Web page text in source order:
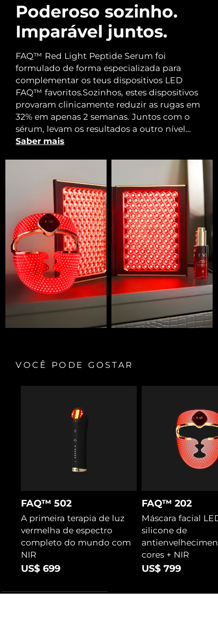
Poderoso sozinho.
Imparável juntos.
FAQ™ Red Light Peptide Serum foi
formulado de forma especializada para
complementar os teus dispositivos LED
FAQ™ favoritos.Sozinhos, estes dispositivos
provaram clinicamente reduzir as rugas em
32% em apenas 2 semanas. Juntos com o
sérum, levam os resultados a outro nível…
Saber mais
VOCÊ PODE GOSTAR
FAQ™ 502
A primeira terapia de luz
vermelha de espectro
completo do mundo com
NIR
US$ 699
FAQ™ 202
Máscara facial
silicone de
cores + NIR
US$ 799